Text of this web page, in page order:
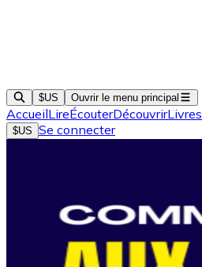
$US Ouvrir le menu principal
AccueilLireÉcouterDécouvrirLivres
$US Se connecter